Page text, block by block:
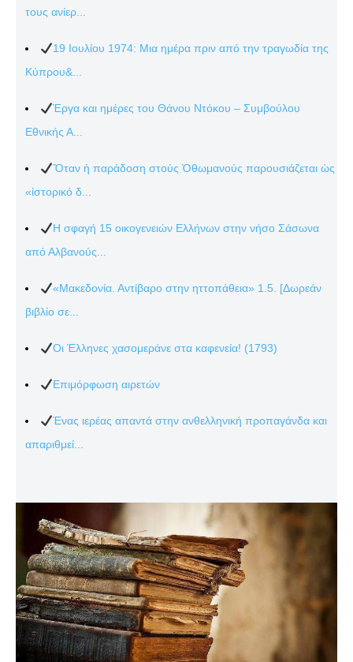
τους ανίερ...
19 Ιουλίου 1974: Μια ημέρα πριν από την τραγωδία της
Κύπρου&...
Έργα και ημέρες του Θάνου Ντόκου – Συμβούλου
Εθνικής Α...
Ὅταν ἡ παράδοση στούς Ὀθωμανούς παρουσιάζεται ὡς
«ἱστορικό δ...
Η σφαγή 15 οικογενειών Ελλήνων στην νήσο Σάσωνα
από Αλβανούς...
«Μακεδονία. Αντίβαρο στην ηττοπάθεια» 1.5. [Δωρεάν
βιβλίο σε...
Οι Έλληνες χασομεράνε στα καφενεία! (1793)
Επιμόρφωση αιρετών
Ένας ιερέας απαντά στην ανθελληνική προπαγάνδα και
απαριθμεί...